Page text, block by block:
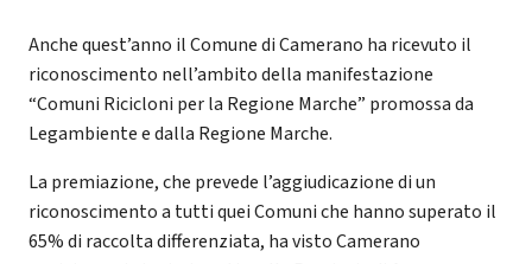
Anche quest’anno il Comune di Camerano ha ricevuto il
riconoscimento nell’ambito della manifestazione
“Comuni Ricicloni per la Regione Marche” promossa da
Legambiente e dalla Regione Marche.
La premiazione, che prevede l’aggiudicazione di un
riconoscimento a tutti quei Comuni che hanno superato il
65% di raccolta differenziata, ha visto Camerano